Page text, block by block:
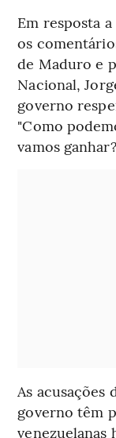
Em resposta
os
de Maduro e
Nacional,
governo
"Como
vamos
As
governo têm
venezuelanas